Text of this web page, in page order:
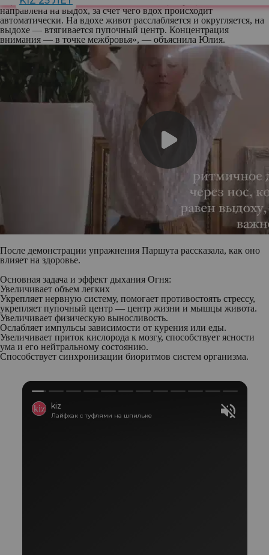
направлена на выдох, за счет чего вдох происходит
автоматически. На вдохе живот расслабляется и округляется, на
выдохе — втягивается пупочный центр. Концентрация
внимания — в точке межбровья», — объяснила Юлия.
После демонстрации упражнения Паршута рассказала, как оно
влияет на здоровье.
Основная задача и эффект дыхания Огня:
Увеличивает объем легких
Укрепляет нервную систему, помогает противостоять стрессу,
укрепляет пупочный центр — центр жизни и мышцы живота.
Увеличивает физическую выносливость.
Ослабляет импульсы зависимости от курения или еды.
Увеличивает приток кислорода к мозгу, способствует ясности
ума и его нейтральному состоянию.
Способствует синхронизации биоритмов систем организма.